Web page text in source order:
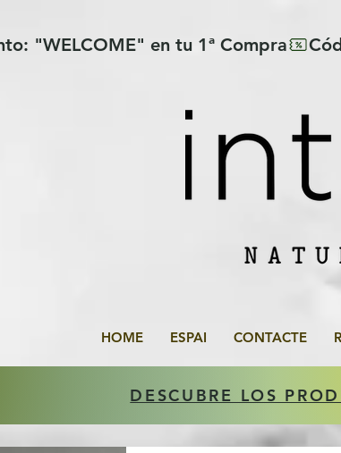
"WELCOME" en tu 1ª Compra
HOME ESPAI CONTACTE
DESCUBRE LOS